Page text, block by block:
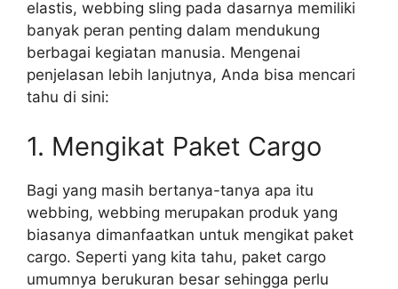
elastis, webbing sling pada dasarnya memiliki
banyak peran penting dalam mendukung
berbagai kegiatan manusia. Mengenai
penjelasan lebih lanjutnya, Anda bisa mencari
tahu di sini:
1. Mengikat Paket Cargo
Bagi yang masih bertanya-tanya apa itu
webbing, webbing merupakan produk yang
biasanya dimanfaatkan untuk mengikat paket
cargo. Seperti yang kita tahu, paket cargo
umumnya berukuran besar sehingga perlu